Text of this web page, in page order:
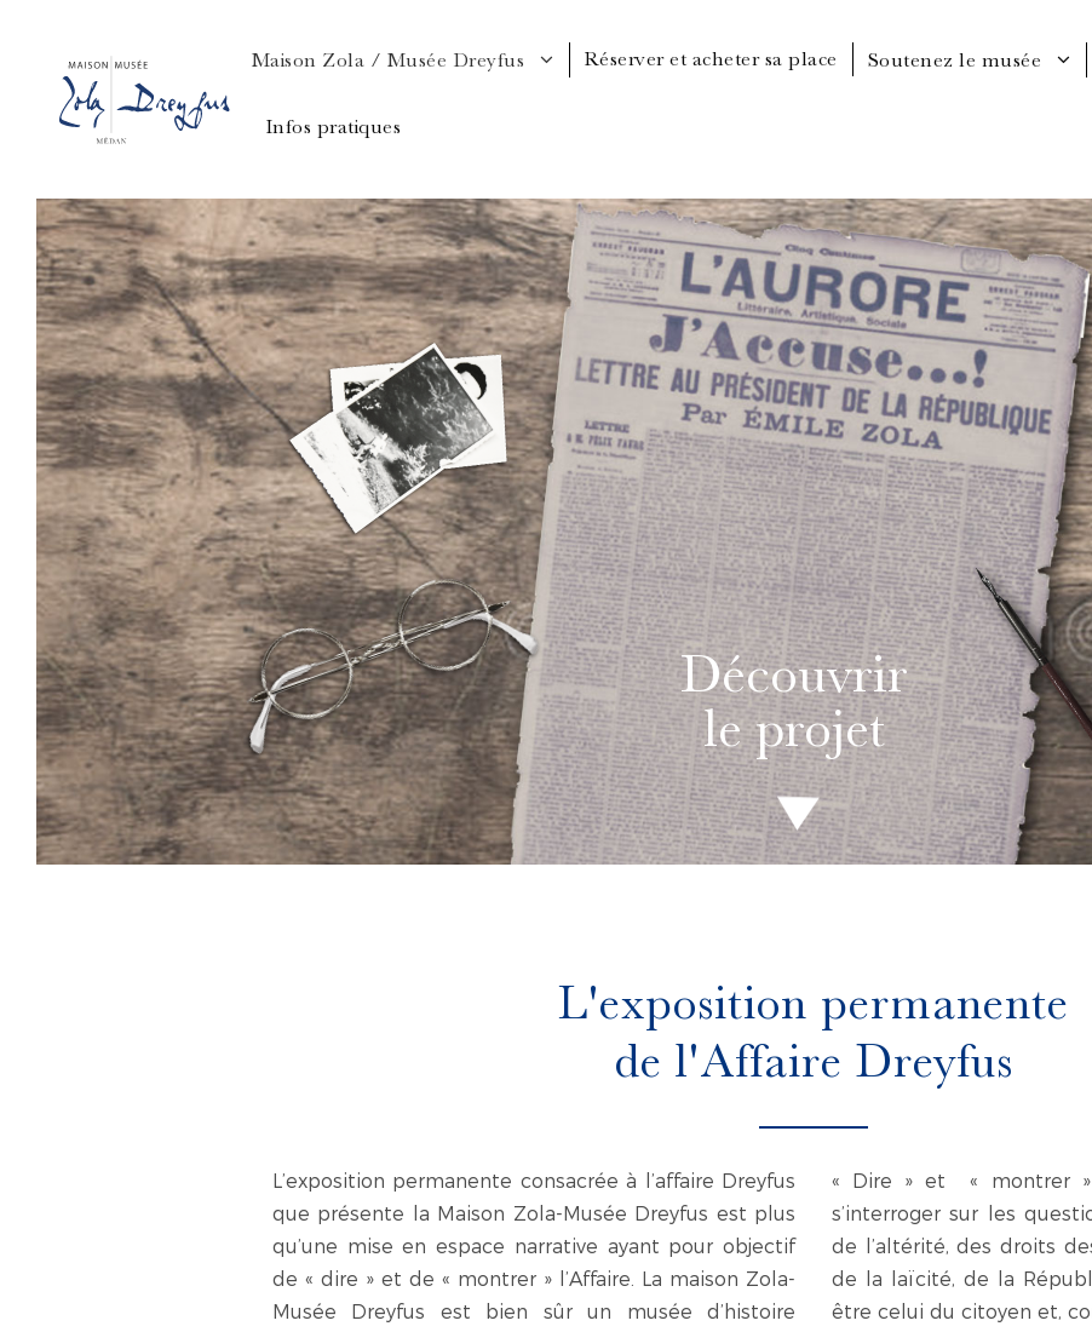
Maison Zola / Musée Dreyfus Réserver et acheter sa place Soutenez le musée
Infos pratiques
Découvrir
le projet
L'exposition permanente
de l'Affaire Dreyfus
L’exposition permanente consacrée à l’affaire Dreyfus
que présente la Maison Zola-Musée Dreyfus est plus
qu’une mise en espace narrative ayant pour objectif
de « dire » et de « montrer » l’Affaire. La maison Zola-
Musée Dreyfus est bien sûr un musée d’histoire
« Dire » et « montrer »
s’interroger sur les
de l’altérité, des droits
de la laïcité, de la
être celui du citoyen et,